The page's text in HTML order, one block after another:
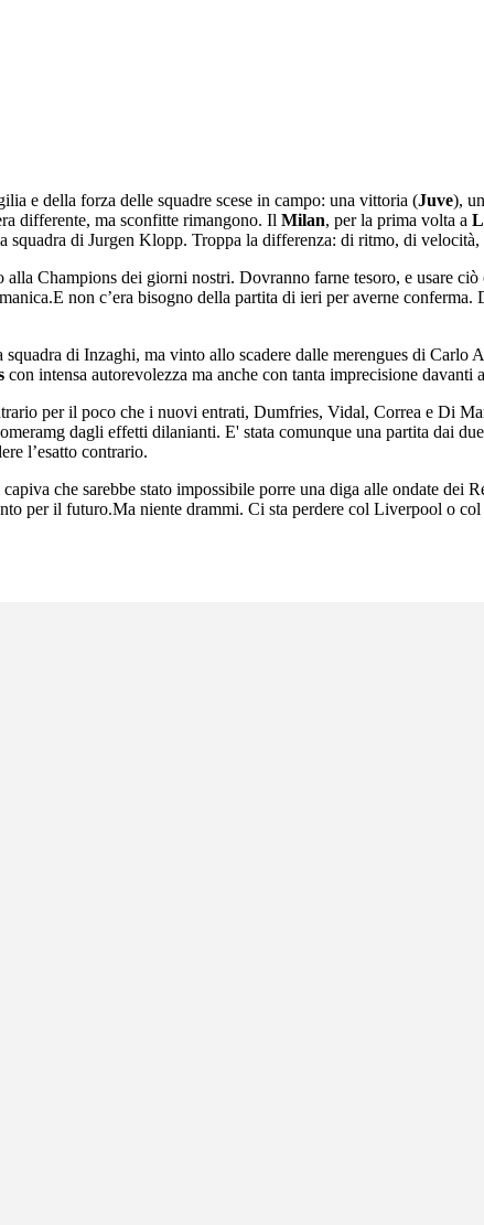
e della forza delle squadre scese in campo: una vittoria (Juve),
differente, ma sconfitte rimangono. Il Milan, per la prima volta a
di Jurgen Klopp. Troppa la differenza: di ritmo, di
Champions dei giorni nostri. Dovranno farne tesoro, e usare
non c’era bisogno della partita di ieri per averne conferma.
di Inzaghi, ma vinto allo scadere dalle merengues di Carlo
con intensa autorevolezza ma anche con tanta imprecisione davanti
per il poco che i nuovi entrati, Dumfries, Vidal, Correa e Di
dagli effetti dilanianti. E' stata comunque una partita dai
l’esatto contrario.
che sarebbe stato impossibile porre una diga alle ondate dei
per il futuro.Ma niente drammi. Ci sta perdere col Liverpool o col